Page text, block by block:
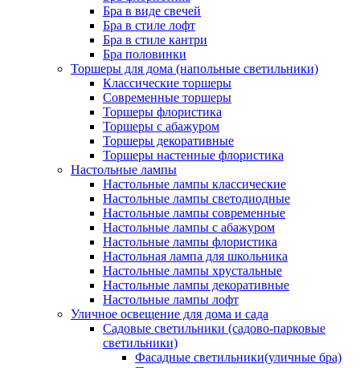
Бра в виде свечей
Бра в стиле лофт
Бра в стиле кантри
Бра половинки
Торшеры для дома (напольные светильники)
Классические торшеры
Современные торшеры
Торшеры флористика
Торшеры с абажуром
Торшеры декоративные
Торшеры настенные флористика
Настольные лампы
Настольные лампы классические
Настольные лампы светодиодные
Настольные лампы современные
Настольные лампы с абажуром
Настольные лампы флористика
Настольная лампа для школьника
Настольные лампы хрустальные
Настольные лампы декоративные
Настольные лампы лофт
Уличное освещение для дома и сада
Садовые светильники (садово-парковые
светильники)
Фасадные светильники(уличные бра)